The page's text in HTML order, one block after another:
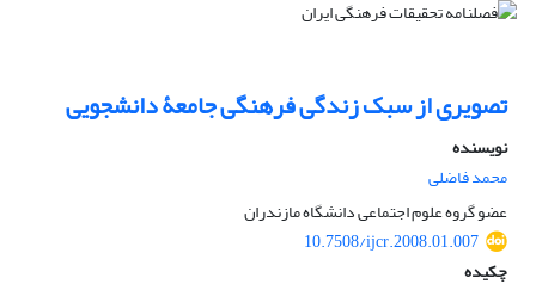
تصویری از سبک زندگی فرهنگی جامعۀ دانشجویی
نویسنده
محمد فاضلی
عضو گروه علوم اجتماعی دانشگاه مازندران
10.7508/ijcr.2008.01.007
چکیده